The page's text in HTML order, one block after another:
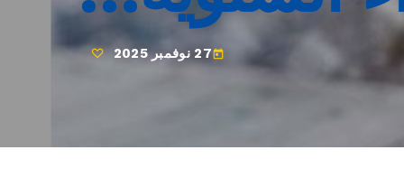
today 27 نوفمبر 2025